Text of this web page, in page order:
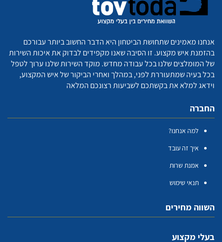
אנחנו מאמינים שתחושת הביטחון היא הדבר החשוב ביותר עבורכם
בהזמנת איש מקצוע. זו הסיבה שאנו מקפידים לבדוק את איכות השירות
של המומלצים שלנו בכל עבודה מחדש. מוקד השירות שלנו ערוך לטפל
בכל בעיה שמתעוררת לפני, במהלך ואחרי הביקור של איש המקצוע,
וידאג למלא את בקשתכם לשביעות רצונכם המלאה
החברה
למה אנחנו?
איך זה עובד
אמנת שרות
תנאי שימוש
השווה מחירים
בעלי מקצוע